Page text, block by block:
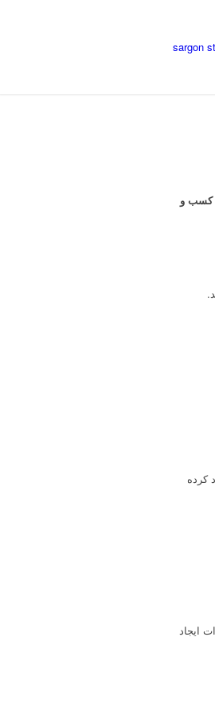
در سال 1404 ✔️ بهترین سرمایه گذاری در 1404 ✔️ بهترین کسب و
کرده
ایجاد